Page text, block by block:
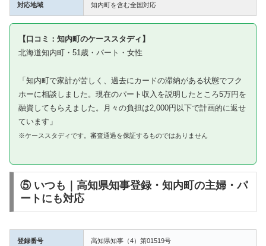
対応地域 知内町を含む全国対応
【口コミ：知内町のケーススタディ】
北海道知内町・51歳・パート・女性
「知内町で家計が苦しく、過去にカードの滞納がある状態でフク
ホーに相談しました。現在のパート収入を説明したところ5万円を
融資してもらえました。月々の負担は2,000円以下で計画的に返せ
ています」
※ケーススタディです。審査通過を保証するものではありません
⑤ いつも｜高知県知事登録・知内町の主婦・パ
ートにも対応
登録番号 高知県知事（4）第01519号